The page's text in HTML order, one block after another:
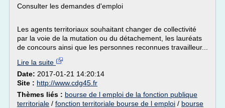
Consulter les demandes d'emploi
Les agents territoriaux souhaitant changer de collectivité
par la voie de la mutation ou du détachement, les lauréats
de concours ainsi que les personnes reconnues travailleur...
Lire la suite
Date: 2017-01-21 14:20:14
Site : http://www.cdg45.fr
Thèmes liés : bourse de l emploi de la fonction publique
territoriale / fonction territoriale bourse de l emploi / bourse